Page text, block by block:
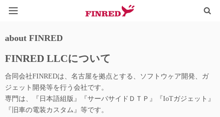
HOME
TYPOGRAPHY
IoT@WEB
LINE_QR
about FINRED
FINRED LLCについて
合同会社FINREDは、名古屋を拠点とする、ソフトウヶア開発、ガ
ジェット開発等を行う会社です。
専門は、『日本語組版』『サーバサイドＤＴＰ』『IoTガジェット』
『旧車の電装カスタム』等です。